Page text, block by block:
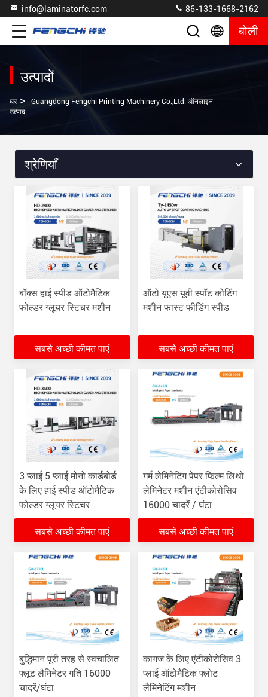
info@laminatorfc.com 86-133-1668-2162
बोली
उत्पादों
घर >
Guangdong Fengchi Printing Machinery Co.,Ltd. ऑनलाइन
उत्पाद
श्रेणियाँ
बॉक्स हाई स्पीड ऑटोमैटिक
फोल्डर ग्लूयर स्टिचर मशीन
सबसे अच्छी कीमत पाएं
ऑटो यूएस यूवी स्पॉट कोटिंग
मशीन फास्ट फीडिंग स्पीड
सबसे अच्छी कीमत पाएं
3 प्लाई 5 प्लाई मोनो कार्डबोर्ड
के लिए हाई स्पीड ऑटोमैटिक
फोल्डर ग्लूयर स्टिचर
सबसे अच्छी कीमत पाएं
गर्म लेमिनेटिंग पेपर फिल्म लिथो
लेमिनेटर मशीन एंटीकोरोसिव
16000 चादरें / घंटा
सबसे अच्छी कीमत पाएं
बुद्धिमान पूरी तरह से स्वचालित
फ्लूट लैमिनेटर गति 16000
चादरें/घंटा
कागज के लिए एंटीकोरोसिव 3
प्लाई ऑटोमैटिक फ्लोट
लैमिनेटिंग मशीन